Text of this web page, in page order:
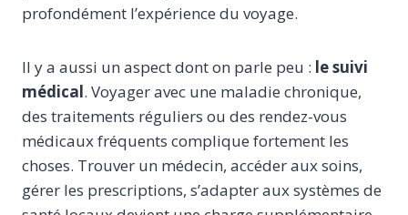
profondément l’expérience du voyage.
Il y a aussi un aspect dont on parle peu : lesuivi
médical. Voyager avec une maladie chronique,
des traitements réguliers ou des rendez-vous
médicaux fréquents complique fortement les
choses. Trouver un médecin, accéder aux soins,
gérer les prescriptions, s’adapter aux systèmes de